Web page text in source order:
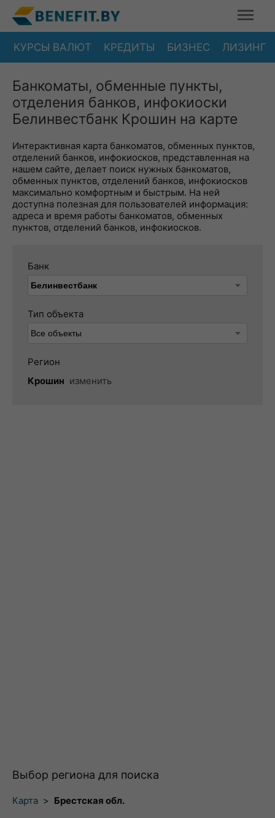
КУРСЫ ВАЛЮТ КРЕДИТЫ БИЗНЕС ЛИЗИНГ
Банкоматы, обменные пункты,
отделения банков, инфокиоски
Белинвестбанк Крошин на карте
Интерактивная карта банкоматов, обменных пунктов,
отделений банков, инфокиосков, представленная на
нашем сайте, делает поиск нужных банкоматов,
обменных пунктов, отделений банков, инфокиосков
максимально комфортным и быстрым. На ней
доступна полезная для пользователей информация:
адреса и время работы банкоматов, обменных
пунктов, отделений банков, инфокиосков.
Банк
Тип объекта
Регион
Крошин изменить
Выбор региона для поиска
Карта > Брестская обл.